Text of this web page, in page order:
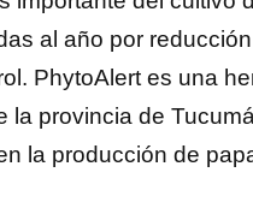
al año por
PhytoAlert es una
la provincia de
la producción de